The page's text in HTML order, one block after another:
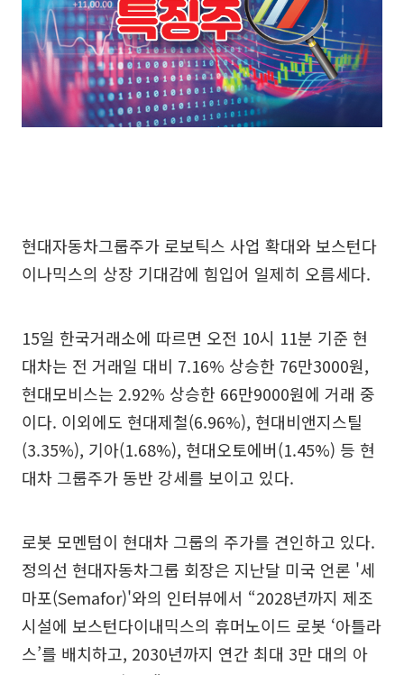
현대자동차그룹주가 로보틱스 사업 확대와 보스턴다
이나믹스의 상장 기대감에 힘입어 일제히 오름세다.
15일 한국거래소에 따르면 오전 10시 11분 기준 현
대차는 전 거래일 대비 7.16% 상승한 76만3000원,
현대모비스는 2.92% 상승한 66만9000원에 거래 중
이다. 이외에도 현대제철(6.96%), 현대비앤지스틸
(3.35%), 기아(1.68%), 현대오토에버(1.45%) 등 현
대차 그룹주가 동반 강세를 보이고 있다.
로봇 모멘텀이 현대차 그룹의 주가를 견인하고 있다.
정의선 현대자동차그룹 회장은 지난달 미국 언론 '세
마포(Semafor)'와의 인터뷰에서 “2028년까지 제조
시설에 보스턴다이내믹스의 휴머노이드 로봇 ‘아틀라
스’를 배치하고, 2030년까지 연간 최대 3만 대의 아